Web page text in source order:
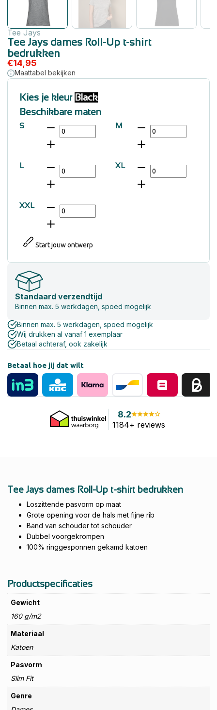
Tee Jays
Tee Jays dames Roll-Up t-shirt
bedrukken
€14,95
Maattabel bekijken
Kies je kleur Black
Beschikbare maten
S M
L XL
XXL
Start jouw ontwerp
Standaard verzendtijd
Binnen max. 5 werkdagen, spoed mogelijk
Binnen max. 5 werkdagen, spoed mogelijk
Wij drukken al vanaf 1 exemplaar
Betaal achteraf, ook zakelijk
Betaal hoe jij dat wilt
8.2
1184+ reviews
Tee Jays dames Roll-Up t-shirt bedrukken
Loszittende pasvorm op maat
Grote opening voor de hals met fijne rib
Band van schouder tot schouder
Dubbel voorgekrompen
100% ringgesponnen gekamd katoen
Productspecificaties
Gewicht
160 g/m2
Materiaal
Katoen
Pasvorm
Slim Fit
Genre